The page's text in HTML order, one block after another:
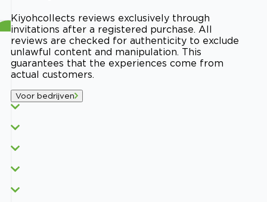
Kiyohcollects reviews exclusively through
invitations after a registered purchase. All
reviews are checked for authenticity to exclude
unlawful content and manipulation. This
guarantees that the experiences come from
actual customers.
Voor bedrijven